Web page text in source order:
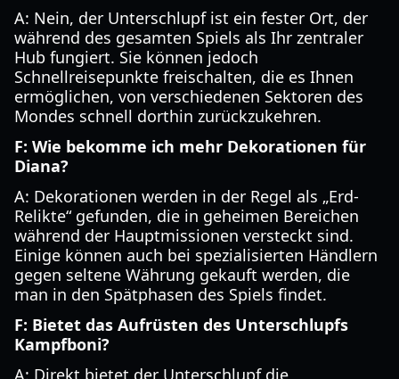
A: Nein, der Unterschlupf ist ein fester Ort, der
während des gesamten Spiels als Ihr zentraler
Hub fungiert. Sie können jedoch
Schnellreisepunkte freischalten, die es Ihnen
ermöglichen, von verschiedenen Sektoren des
Mondes schnell dorthin zurückzukehren.
F: Wie bekomme ich mehr Dekorationen für
Diana?
A: Dekorationen werden in der Regel als „Erd-
Relikte“ gefunden, die in geheimen Bereichen
während der Hauptmissionen versteckt sind.
Einige können auch bei spezialisierten Händlern
gegen seltene Währung gekauft werden, die
man in den Spätphasen des Spiels findet.
F: Bietet das Aufrüsten des Unterschlupfs
Kampfboni?
A: Direkt bietet der Unterschlupf die